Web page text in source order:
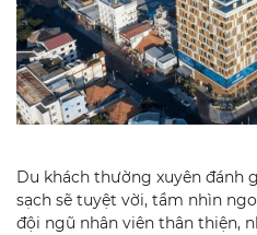
Du khách thường xuyên đánh
sạch sẽ tuyệt vời, tầm nhìn
đội ngũ nhân viên thân thiện,